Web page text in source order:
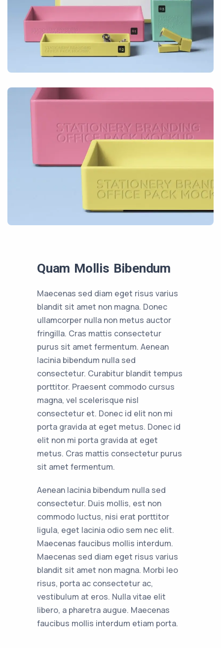
Quam Mollis Bibendum
Maecenas sed diam eget risus varius
blandit sit amet non magna. Donec
ullamcorper nulla non metus auctor
fringilla. Cras mattis consectetur
purus sit amet fermentum. Aenean
lacinia bibendum nulla sed
consectetur. Curabitur blandit tempus
porttitor. Praesent commodo cursus
magna, vel scelerisque nisl
consectetur et. Donec id elit non mi
porta gravida at eget metus. Donec id
elit non mi porta gravida at eget
metus. Cras mattis consectetur purus
sit amet fermentum.
Aenean lacinia bibendum nulla sed
consectetur. Duis mollis, est non
commodo luctus, nisi erat porttitor
ligula, eget lacinia odio sem nec elit.
Maecenas faucibus mollis interdum.
Maecenas sed diam eget risus varius
blandit sit amet non magna. Morbi leo
risus, porta ac consectetur ac,
vestibulum at eros. Nulla vitae elit
libero, a pharetra augue. Maecenas
faucibus mollis interdum etiam porta.